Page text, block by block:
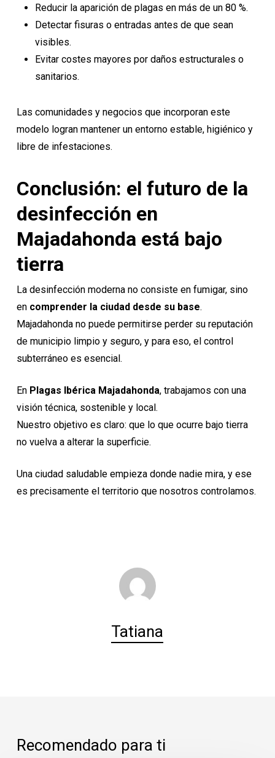
Reducir la aparición de plagas en más de un 80 %.
Detectar fisuras o entradas antes de que sean
visibles.
Evitar costes mayores por daños estructurales o
sanitarios.
Las comunidades y negocios que incorporan este
modelo logran mantener un entorno estable, higiénico y
libre de infestaciones.
Conclusión: el futuro de la
desinfección en
Majadahonda está bajo
tierra
La desinfección moderna no consiste en fumigar, sino
en comprender la ciudad desde su base.
Majadahonda no puede permitirse perder su reputación
de municipio limpio y seguro, y para eso, el control
subterráneo es esencial.
En Plagas Ibérica Majadahonda, trabajamos con una
visión técnica, sostenible y local.
Nuestro objetivo es claro: que lo que ocurre bajo tierra
no vuelva a alterar la superficie.
Una ciudad saludable empieza donde nadie mira, y ese
es precisamente el territorio que nosotros controlamos.
Tatiana
Recomendado para ti